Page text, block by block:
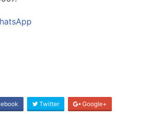
Twitter Google+